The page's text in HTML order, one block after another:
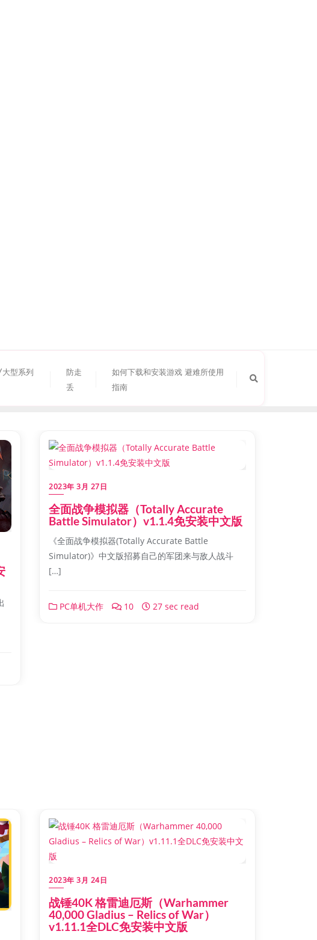
型系列
防走
丢
如何下载和安装游戏 避难所使用
指南
2023年 3月 27日
全面战争模拟器（Totally Accurate
Battle Simulator）v1.1.4免安装中文版
《全面战争模拟器(Totally Accurate Battle
Simulator)》中文版招募自己的军团来与敌人战斗
[…]
PC单机大作 10 27 sec read
2023年 3月 24日
战锤40K 格雷迪厄斯（Warhammer
40,000 Gladius – Relics of War）
v1.11.1全DLC免安装中文版